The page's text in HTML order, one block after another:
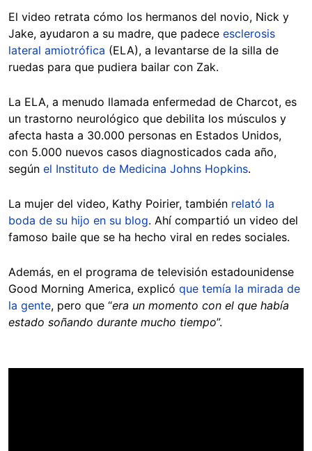
El video retrata cómo los hermanos del novio, Nick y
Jake, ayudaron a su madre, que padece esclerosis
lateral amiotrófica (ELA), a levantarse de la silla de
ruedas para que pudiera bailar con Zak.
La ELA, a menudo llamada enfermedad de Charcot, es
un trastorno neurológico que debilita los músculos y
afecta hasta a 30.000 personas en Estados Unidos,
con 5.000 nuevos casos diagnosticados cada año,
según el Instituto de Medicina Johns Hopkins.
La mujer del video, Kathy Poirier, también relató la
boda de su hijo en su blog. Ahí compartió un video del
famoso baile que se ha hecho viral en redes sociales.
Además, en el programa de televisión estadounidense
Good Morning America, explicó que temía la mirada de
la gente, pero que “era un momento con el que había
estado soñando durante mucho tiempo”.